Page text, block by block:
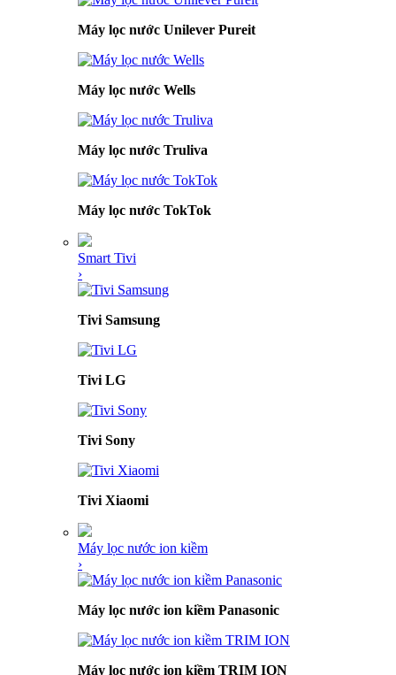
Máy lọc nước Unilever Pureit
Máy lọc nước Wells
Máy lọc nước Truliva
Máy lọc nước TokTok
Smart Tivi
›
Tivi Samsung
Tivi LG
Tivi Sony
Tivi Xiaomi
Máy lọc nước ion kiềm
›
Máy lọc nước ion kiềm Panasonic
Máy lọc nước ion kiềm TRIM ION